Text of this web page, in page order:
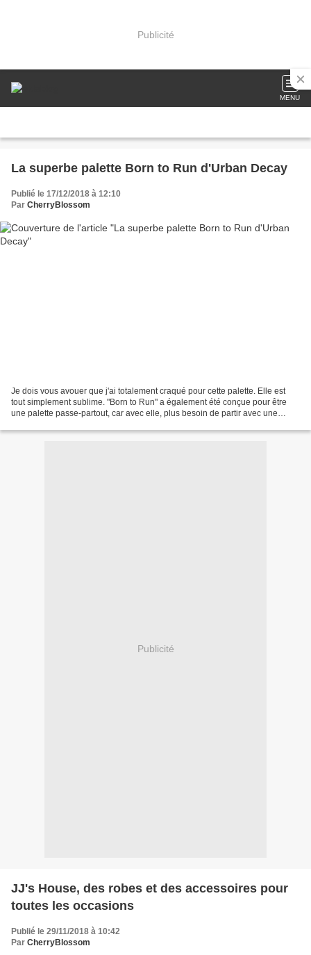
Publicité
MENU
La superbe palette Born to Run d'Urban Decay
Publié le 17/12/2018 à 12:10
Par CherryBlossom
Je dois vous avouer que j'ai totalement craqué pour cette palette. Elle est
tout simplement sublime. "Born to Run" a également été conçue pour être
une palette passe-partout, car avec elle, plus besoin de partir avec une
Publicité
JJ's House, des robes et des accessoires pour
toutes les occasions
Publié le 29/11/2018 à 10:42
Par CherryBlossom